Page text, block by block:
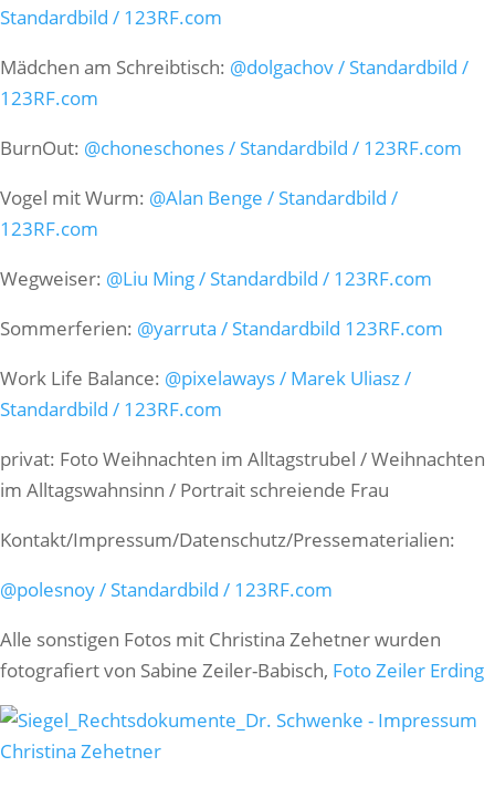
Standardbild / 123RF.com
Mädchen am Schreibtisch: @dolgachov / Standardbild /
123RF.com
BurnOut: @choneschones / Standardbild / 123RF.com
Vogel mit Wurm: @Alan Benge / Standardbild /
123RF.com
Wegweiser: @Liu Ming / Standardbild / 123RF.com
Sommerferien: @yarruta / Standardbild 123RF.com
Work Life Balance: @pixelaways / Marek Uliasz /
Standardbild / 123RF.com
privat: Foto Weihnachten im Alltagstrubel / Weihnachten
im Alltagswahnsinn / Portrait schreiende Frau
Kontakt/Impressum/Datenschutz/Pressematerialien:
@polesnoy / Standardbild / 123RF.com
Alle sonstigen Fotos mit Christina Zehetner wurden
fotografiert von Sabine Zeiler-Babisch, Foto Zeiler Erding